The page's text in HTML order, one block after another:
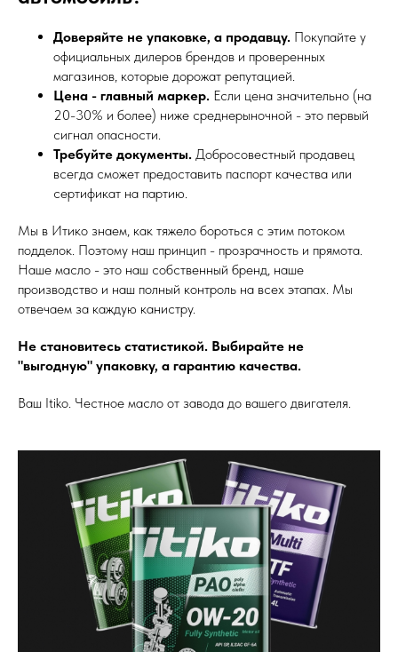
Доверяйте не упаковке, а продавцу. Покупайте у
официальных дилеров брендов и проверенных
магазинов, которые дорожат репутацией.
Цена - главный маркер. Если цена значительно (на
20-30% и более) ниже среднерыночной - это первый
сигнал опасности.
Требуйте документы. Добросовестный продавец
всегда сможет предоставить паспорт качества или
сертификат на партию.
Мы в Итико знаем, как тяжело бороться с этим потоком
подделок. Поэтому наш принцип - прозрачность и прямота.
Наше масло - это наш собственный бренд, наше
производство и наш полный контроль на всех этапах. Мы
отвечаем за каждую канистру.
Не становитесь статистикой. Выбирайте не
"выгодную" упаковку, а гарантию качества.
Ваш Itiko. Честное масло от завода до вашего двигателя.